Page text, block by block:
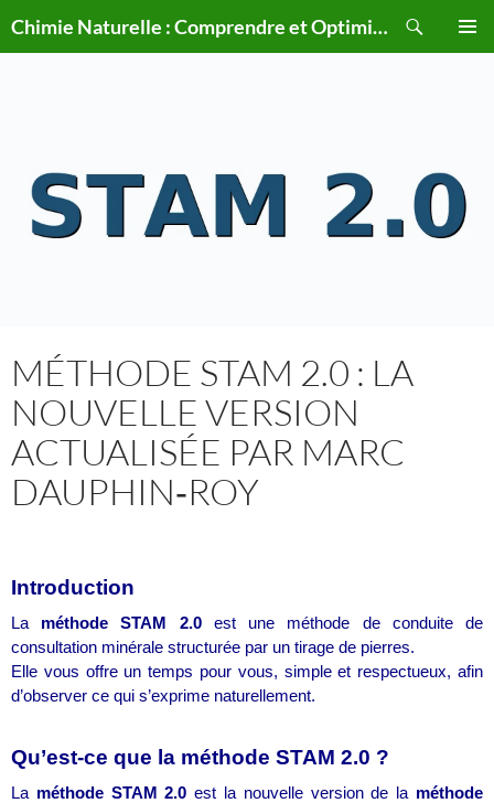
au
Chimie Naturelle : Comprendre et Optimiser le Corps Humain Naturellement
MÉTHODE STAM 2.0 : LA
NOUVELLE VERSION
ACTUALISÉE PAR MARC
DAUPHIN‑ROY
Introduction
La méthode STAM 2.0est une méthode de conduite de
consultation minérale structurée par un tirage de pierres.
Elle vous offre un temps pour vous, simple et respectueux, afin
d’observer ce qui s’exprime naturellement.
Qu’est-ce que la méthode STAM 2.0 ?
La méthode STAM 2.0 est la nouvelle version de la méthode